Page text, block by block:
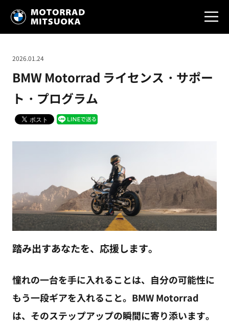
BMW Motorrad ライセンス・サポー
ト・プログラム
2026.01.24
踏み出すあなたを、応援します。
憧れの一台を手に入れることは、自分の可能性に
もう一段ギアを入れること。BMW Motorrad
は、そのステップアップの瞬間に寄り添います。